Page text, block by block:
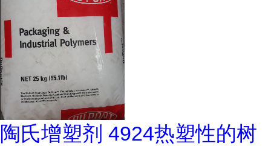
陶氏增塑剂 4924热塑性的树